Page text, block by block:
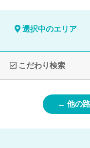
選択中のエリア
こだわり検索
← 他の